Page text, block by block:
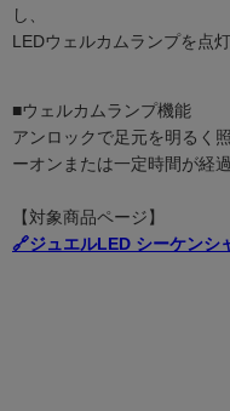
し、
LEDウェルカムランプを点
■ウェルカムランプ機能
アンロックで足元を明るく
ーオンまたは一定時間が経
【対象商品ページ】
🔗ジュエルLED シーケンシ